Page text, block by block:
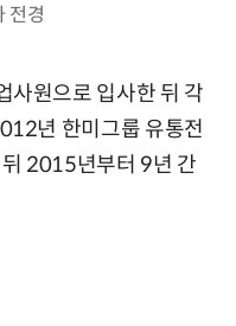
전경
사원으로 입사한 뒤 각
년 한미그룹 유통전
2015년부터 9년 간